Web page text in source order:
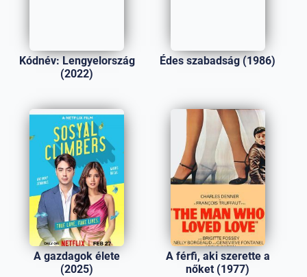
Kódnév: Lengyelország
(2022)
Édes szabadság (1986)
A gazdagok élete
(2025)
A férfi, aki szerette a
nőket (1977)